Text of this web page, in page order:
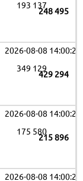
248 495
193 137
2026-08-08 14:00:29
429 294
349 129
2026-08-08 14:00:29
215 896
175 580
2026-08-08 14:00:29